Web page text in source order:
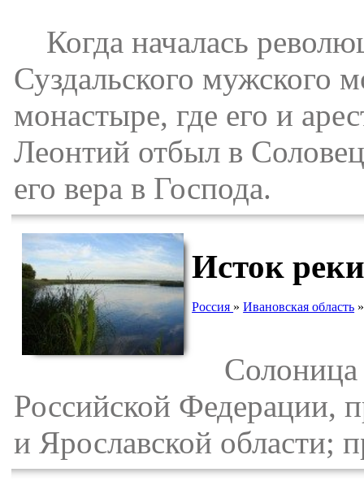
Когда началась
Суздальского мужского
монастыре, где его и
Леонтий отбыл в
его вера в Господа.
Исток
Россия »Ивановская область
Солоница
Российской Федерации,
и Ярославской области;